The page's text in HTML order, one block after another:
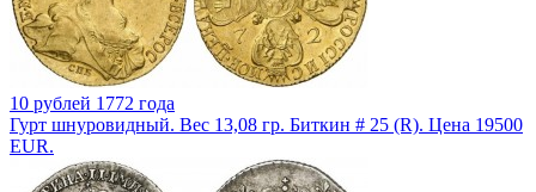
10 рублей 1772 года
Гурт шнуровидный. Вес 13,08 гр. Биткин # 25 (R). Цена 19500
EUR.